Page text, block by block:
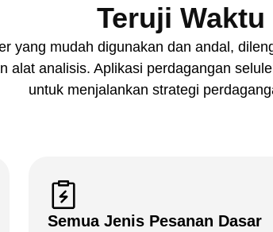
Teruji Waktu
yang mudah digunakan dan andal,
alat analisis. Aplikasi perdagangan
untuk menjalankan strategi
Semua Jenis Pesanan Dasar